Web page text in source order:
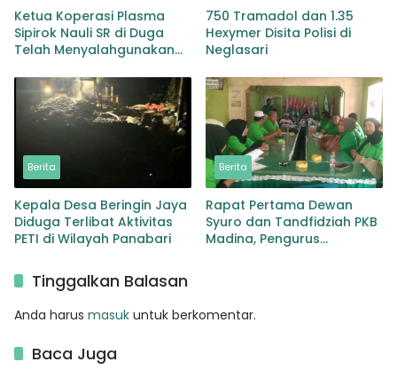
Ketua Koperasi Plasma
Sipirok Nauli SR di Duga
Telah Menyalahgunakan
750 Tramadol dan 1.35
Hexymer Disita Polisi di
Neglasari
Berita
Kepala Desa Beringin Jaya
Diduga Terlibat Aktivitas
PETI di Wilayah Panabari
Berita
Rapat Pertama Dewan
Syuro dan Tandfidziah PKB
Madina, Pengurus
Tinggalkan Balasan
Anda harus masuk untuk berkomentar.
Baca Juga